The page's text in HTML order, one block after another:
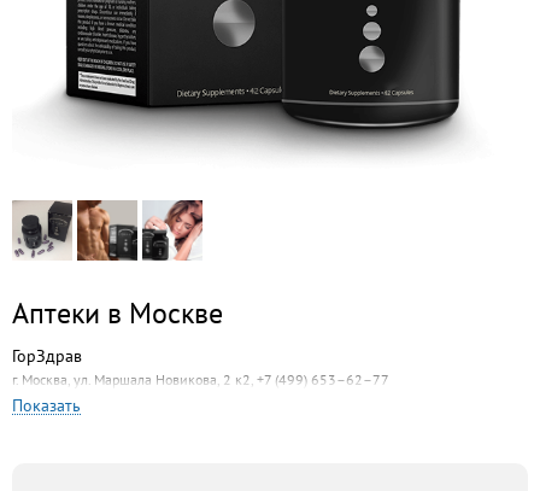
Аптеки в Москве
ГорЗдрав
г. Москва, ул. Маршала Новикова, 2 к2, +7 (499) 653–62–77
Фармадар
Показать